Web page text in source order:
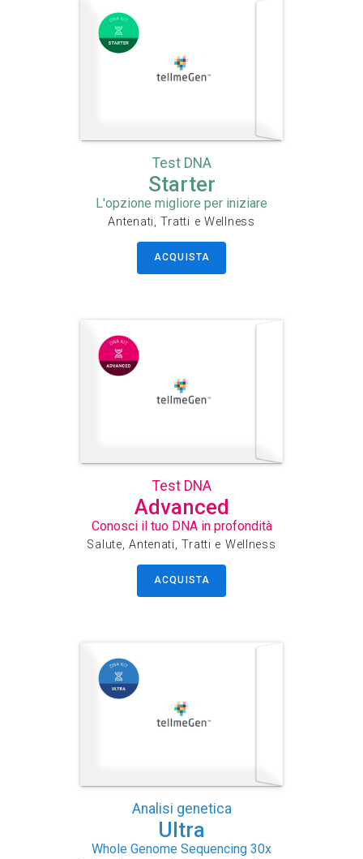
Test DNA
Starter
L'opzione migliore per iniziare
Antenati, Tratti e Wellness
ACQUISTA
Test DNA
Advanced
Conosci il tuo DNA in profondità
Salute, Antenati, Tratti e Wellness
ACQUISTA
Analisi genetica
Ultra
Whole Genome Sequencing 30x